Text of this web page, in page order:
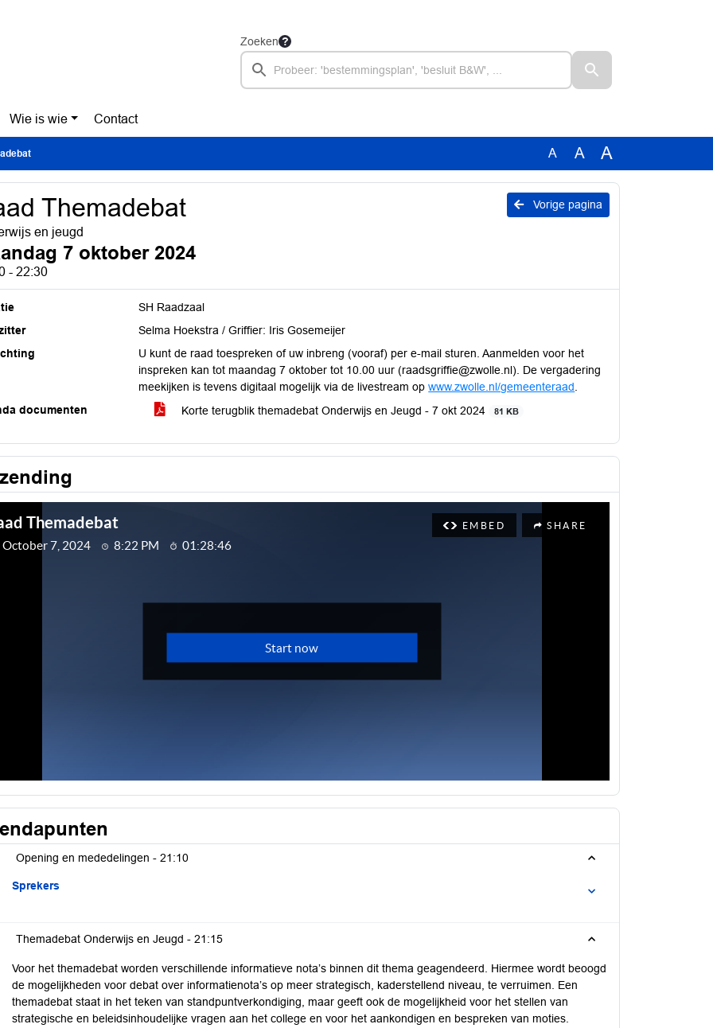
Zoeken
Wie is wie Contact
A A A
Vorige pagina
Themadebat
en jeugd
7 oktober 2024
- 22:30
SH Raadzaal
Selma Hoekstra / Griffier: Iris Gosemeijer
U kunt de raad toespreken of uw inbreng (vooraf) per e-mail sturen. Aanmelden voor het
inspreken kan tot maandag 7 oktober tot 10.00 uur (raadsgriffie@zwolle.nl). De vergadering
meekijken is tevens digitaal mogelijk via de livestream opwww.zwolle.nl/gemeenteraad
documenten
Korte terugblik themadebat Onderwijs en Jeugd - 7 okt 2024 81 KB
Opening en mededelingen - 21:10
Sprekers
Themadebat Onderwijs en Jeugd - 21:15
Voor het themadebat worden verschillende informatieve nota’s binnen dit thema geagendeerd. Hiermee wordt beoogd
de mogelijkheden voor debat over informatienota’s op meer strategisch, kaderstellend niveau, te verruimen. Een
themadebat staat in het teken van standpuntverkondiging, maar geeft ook de mogelijkheid voor het stellen van
strategische en beleidsinhoudelijke vragen aan het college en voor het aankondigen en bespreken van moties.